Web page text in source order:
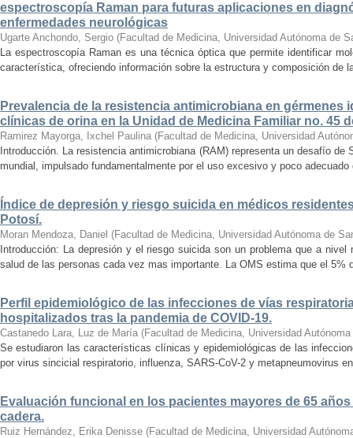
espectroscopía Raman para futuras aplicaciones en
enfermedades neurológicas
Ugarte Anchondo, Sergio (Facultad de Medicina, Universidad Autónoma de
La espectroscopía Raman es una técnica óptica que permite identificar
característica, ofreciendo información sobre la estructura y composición de
Prevalencia de la resistencia antimicrobiana en gérmenes
clínicas de orina en la Unidad de Medicina Familiar no. 45
Ramirez Mayorga, Ixchel Paulina (Facultad de Medicina, Universidad
Introducción. La resistencia antimicrobiana (RAM) representa un desafío de
mundial, impulsado fundamentalmente por el uso excesivo y poco
Índice de depresión y riesgo suicida en médicos
Potosí.
Moran Mendoza, Daniel (Facultad de Medicina, Universidad Autónoma de
Introducción: La depresión y el riesgo suicida son un problema que a
salud de las personas cada vez mas importante. La OMS estima que el 5%
Perfil epidemiológico de las infecciones de vías
hospitalizados tras la pandemia de COVID-19.
Castanedo Lara, Luz de María (Facultad de Medicina, Universidad
Se estudiaron las características clínicas y epidemiológicas de las
por virus sincicial respiratorio, influenza, SARS-CoV-2 y metapneumovirus
Evaluación funcional en los pacientes mayores de 65
cadera.
Ruiz Hernández, Erika Denisse (Facultad de Medicina, Universidad